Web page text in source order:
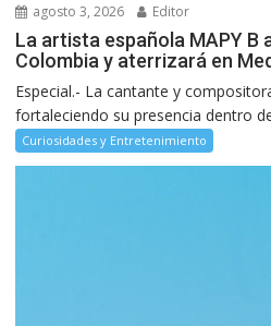
agosto 3, 2026 Editor
La artista española MAPY B
Colombia y aterrizará en
Especial.- La cantante y
fortaleciendo su presencia dentro
Curiosidades y Entretenimiento